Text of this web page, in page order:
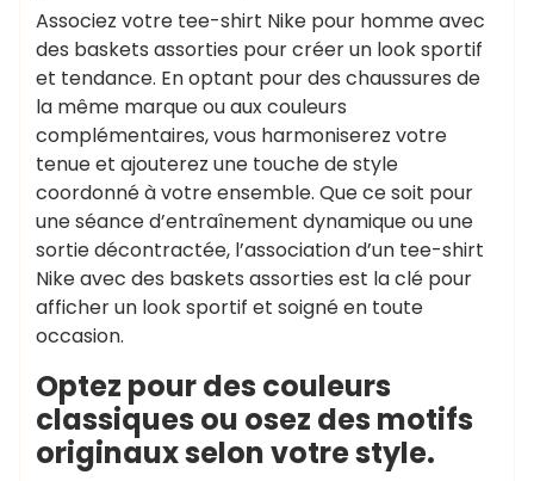
Associez votre tee-shirt Nike pour homme avec
des baskets assorties pour créer un look sportif
et tendance. En optant pour des chaussures de
la même marque ou aux couleurs
complémentaires, vous harmoniserez votre
tenue et ajouterez une touche de style
coordonné à votre ensemble. Que ce soit pour
une séance d’entraînement dynamique ou une
sortie décontractée, l’association d’un tee-shirt
Nike avec des baskets assorties est la clé pour
afficher un look sportif et soigné en toute
occasion.
Optez pour des couleurs
classiques ou osez des motifs
originaux selon votre style.